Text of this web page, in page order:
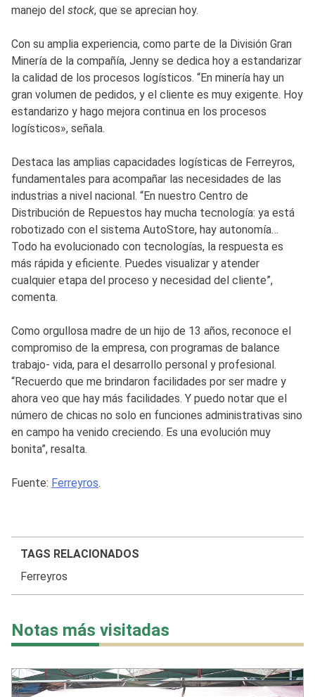
manejo del stock, que se aprecian hoy.
Con su amplia experiencia, como parte de la División Gran
Minería de la compañía, Jenny se dedica hoy a estandarizar
la calidad de los procesos logísticos. “En minería hay un
gran volumen de pedidos, y el cliente es muy exigente. Hoy
estandarizo y hago mejora continua en los procesos
logísticos», señala.
Destaca las amplias capacidades logísticas de Ferreyros,
fundamentales para acompañar las necesidades de las
industrias a nivel nacional. “En nuestro Centro de
Distribución de Repuestos hay mucha tecnología: ya está
robotizado con el sistema AutoStore, hay autonomía…
Todo ha evolucionado con tecnologías, la respuesta es
más rápida y eficiente. Puedes visualizar y atender
cualquier etapa del proceso y necesidad del cliente”,
comenta.
Como orgullosa madre de un hijo de 13 años, reconoce el
compromiso de la empresa, con programas de balance
trabajo- vida, para el desarrollo personal y profesional.
“Recuerdo que me brindaron facilidades por ser madre y
ahora veo que hay más facilidades. Y puedo notar que el
número de chicas no solo en funciones administrativas sino
en campo ha venido creciendo. Es una evolución muy
bonita”, resalta.
Fuente: Ferreyros.
TAGS RELACIONADOS
Ferreyros
Notas más visitadas